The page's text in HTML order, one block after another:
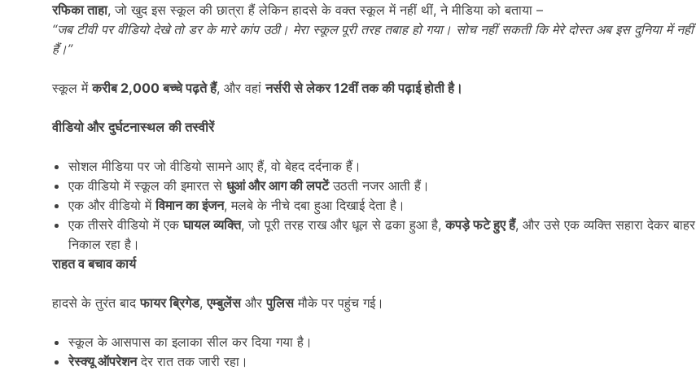
रफिका ताहा, जो खुद इस स्कूल की छात्रा हैं लेकिन हादसे के वक्त स्कूल में नहीं थीं, ने मीडिया को बताया –
“जब टीवी पर वीडियो देखे तो डर के मारे कांप उठी। मेरा स्कूल पूरी तरह तबाह हो गया। सोच नहीं सकती कि मेरे दोस्त अब इस दुनिया में नहीं
हैं।”
स्कूल मेंकरीब 2,000बच्चे पढ़ते हैं, और वहांनर्सरी से लेकर12वीं तक की पढ़ाई होती है।
वीडियो और दुर्घटनास्थल की तस्वीरें
सोशल मीडिया पर जो वीडियो सामने आए हैं, वो बेहद दर्दनाक हैं।
एक वीडियो में स्कूल की इमारत से धुआं और आग की लपटेंउठती नजर आती हैं।
एक और वीडियो मेंविमान का इंजन, मलबे के नीचे दबा हुआ दिखाई देता है।
एक तीसरे वीडियो में एकघायल व्यक्ति, जो पूरी तरह राख और धूल से ढका हुआ है,कपड़े फटे हुए हैं, और उसे एक व्यक्ति सहारा देकर बाहर
निकाल रहा है।
राहत व बचाव कार्य
हादसे के तुरंत बादफायर ब्रिगेड,एम्बुलेंसऔरपुलिसमौके पर पहुंच गई।
स्कूल के आसपास का इलाका सील कर दिया गया है।
रेस्क्यू ऑपरेशनदेर रात तक जारी रहा।